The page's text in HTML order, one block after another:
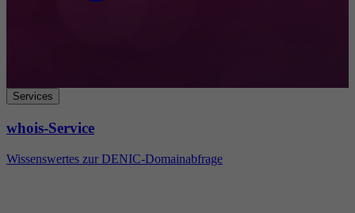
Services
whois-Service
Wissenswertes zur DENIC-Domainabfrage